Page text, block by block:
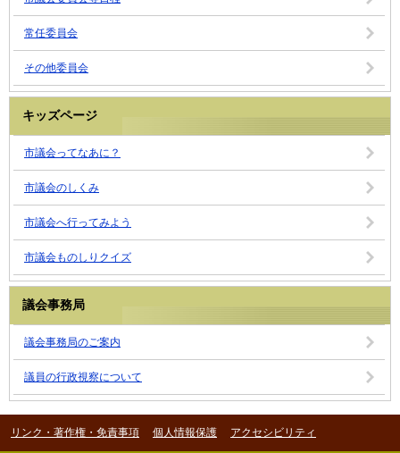
常任委員会
その他委員会
キッズページ
市議会ってなあに？
市議会のしくみ
市議会へ行ってみよう
市議会ものしりクイズ
議会事務局
議会事務局のご案内
議員の行政視察について
リンク・著作権・免責事項 個人情報保護 アクセシビリティ